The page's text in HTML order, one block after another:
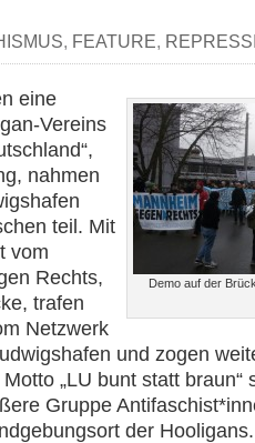
, FEATURE,
Demo auf der
eine
Vereins
nahmen
teil. Mit
vom
Rechts,
trafen
Netzwerk
und zogen
„LU bunt statt braun“
Gruppe
der Hooligans.